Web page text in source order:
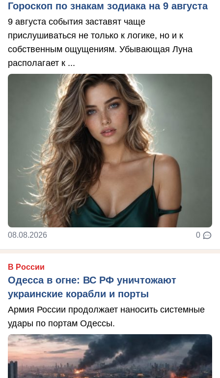
Гороскоп по знакам зодиака на 9 августа
9 августа события заставят чаще
прислушиваться не только к логике, но и к
собственным ощущениям. Убывающая Луна
располагает к ...
08.08.2026 0
В России
Одесса в огне: ВС РФ уничтожают
украинские корабли и порты
Армия России продолжает наносить системные
удары по портам Одессы.